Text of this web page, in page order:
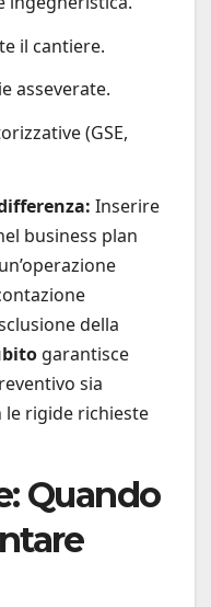
il cantiere.
asseverate.
(GSE,
Inserire
business plan
della
garantisce
sia
rigide richieste
Quando